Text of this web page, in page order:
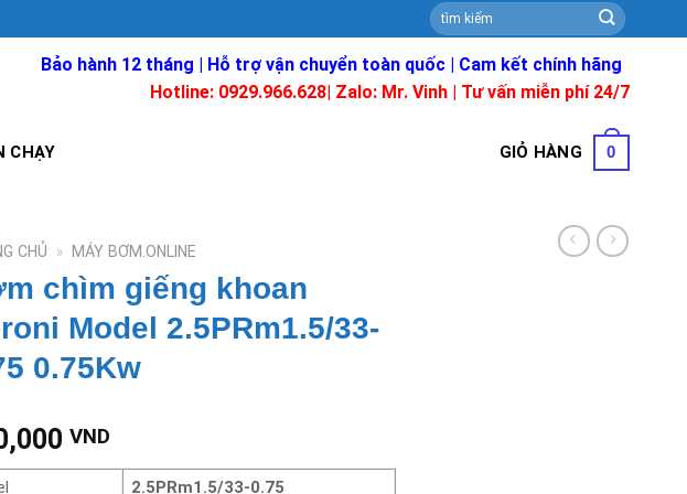
Tìm
kiếm:
Bảo hành 12 tháng | Hỗ trợ vận chuyển toàn quốc | Cam kết chính hãng
Hotline: 0929.966.628| Zalo: Mr. Vinh | Tư vấn miễn phí 24/7
CHẠY GIỎ HÀNG 0
CHỦ » MÁY BƠM.ONLINE
chìm giếng khoan
Model 2.5PRm1.5/33-
0.75Kw
VND
2.5PRm1.5/33-0.75